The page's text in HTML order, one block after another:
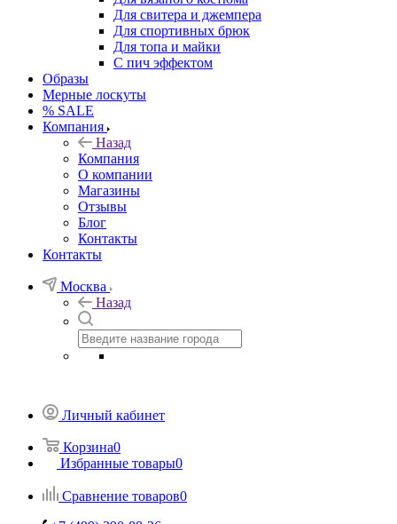
Для свитера и джемпера
Для спортивных брюк
Для топа и майки
С пич эффектом
Образы
Мерные лоскуты
% SALE
Компания
Назад
Компания
О компании
Магазины
Отзывы
Блог
Контакты
Контакты
Москва
Назад
Личный кабинет
Корзина0
Избранные товары0
Сравнение товаров0